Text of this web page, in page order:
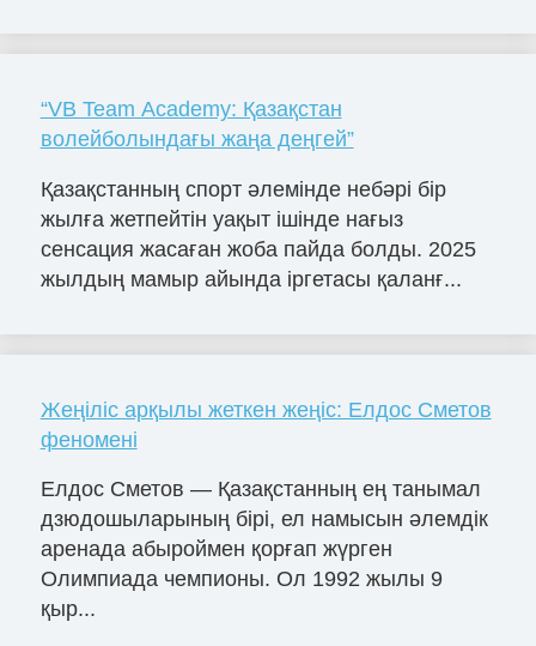
“VB Team Academy: Қазақстан
волейболындағы жаңа деңгей”
Қазақстанның спорт әлемінде небәрі бір
жылға жетпейтін уақыт ішінде нағыз
сенсация жасаған жоба пайда болды. 2025
жылдың мамыр айында іргетасы қаланғ...
Жеңіліс арқылы жеткен жеңіс: Елдос Сметов
феномені
Елдос Сметов — Қазақстанның ең танымал
дзюдошыларының бірі, ел намысын әлемдік
аренада абыроймен қорғап жүрген
Олимпиада чемпионы. Ол 1992 жылы 9
қыр...